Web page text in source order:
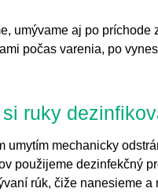
umývame aj po
počas varenia, po
ruky
umytím mechanicky
použijeme dezinfekčný
rúk, čiže nanesieme